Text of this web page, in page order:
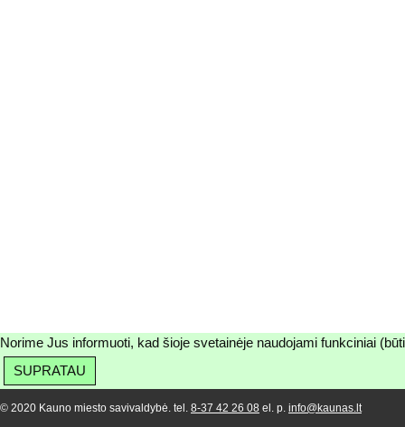
Norime Jus informuoti, kad šioje svetainėje naudojami funkciniai
SUPRATAU
© 2020 Kauno miesto savivaldybė. tel. 8-37 42 26 08 el. p. info@kaunas.lt